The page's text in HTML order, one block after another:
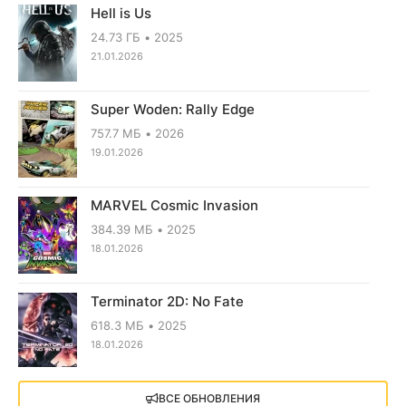
Hell is Us
24.73 ГБ 2025
21.01.2026
Super Woden: Rally Edge
757.7 МБ 2026
19.01.2026
MARVEL Cosmic Invasion
384.39 МБ 2025
18.01.2026
Terminator 2D: No Fate
618.3 МБ 2025
18.01.2026
X4: Foundations (2018)
ВСЕ ОБНОВЛЕНИЯ